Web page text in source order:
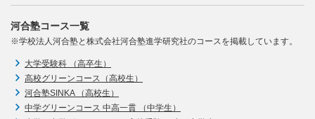
河合塾コース一覧
※学校法人河合塾と株式会社河合塾進学研究社のコースを掲載しています。
大学受験科 （高卒生）
高校グリーンコース（高校生）
河合塾SINKA （高校生）
中学グリーンコース 中高一貫 （中学生）